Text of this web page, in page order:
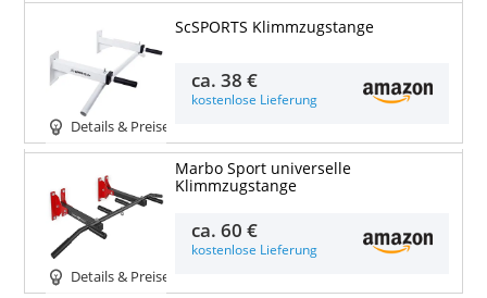
Details & Preise
ScSPORTS Klimmzugstange
ca.38 €
kostenlose Lieferung
Details & Preise
Marbo Sport universelle
Klimmzugstange
ca.60 €
kostenlose Lieferung